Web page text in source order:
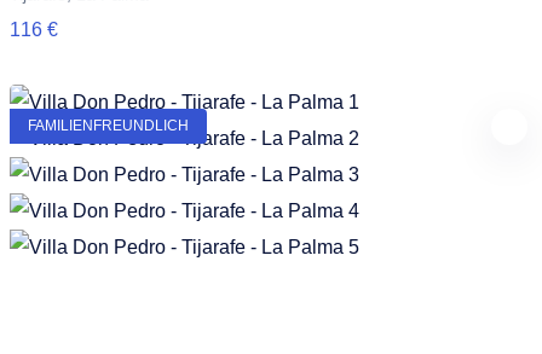
116 €
FAMILIENFREUNDLICH